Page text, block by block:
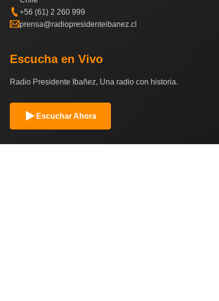
+56 (61) 2 260 999
prensa@radiopresidenteibanez.cl
Escucha en Vivo
Radio Presidente Ibañez, Una radio con historia.
Escuchar Ahora